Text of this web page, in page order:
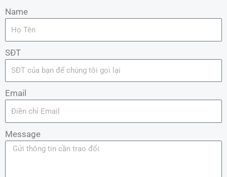
Name
SĐT
Email
Message